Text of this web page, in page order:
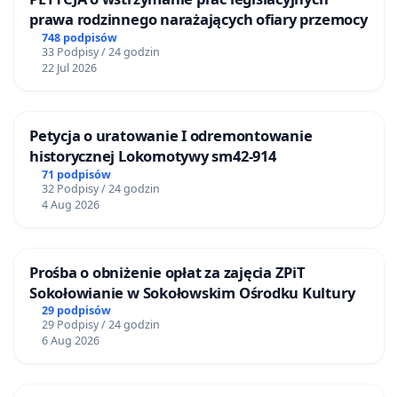
prawa rodzinnego narażających ofiary przemocy
748 podpisów
33 Podpisy / 24 godzin
22 Jul 2026
Petycja o uratowanie I odremontowanie
historycznej Lokomotywy sm42-914
71 podpisów
32 Podpisy / 24 godzin
4 Aug 2026
Prośba o obniżenie opłat za zajęcia ZPiT
Sokołowianie w Sokołowskim Ośrodku Kultury
29 podpisów
29 Podpisy / 24 godzin
6 Aug 2026